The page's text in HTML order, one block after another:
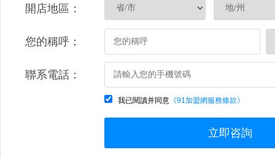
開店地區：
您的稱呼：
聯系電話：
我已閱讀并同意 《91加盟網服務條款》
立即咨詢